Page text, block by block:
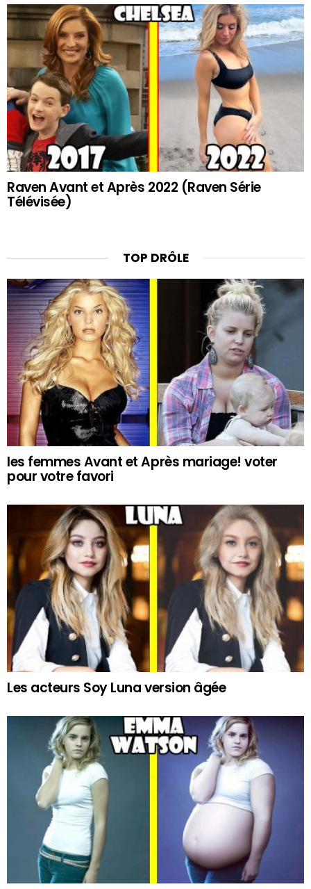
Raven Avant et Après 2022 (Raven Série
Télévisée)
TOP DRÔLE
les femmes Avant et Après mariage! voter
pour votre favori
Les acteurs Soy Luna version âgée